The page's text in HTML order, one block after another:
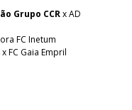
Grupo CCRx AD
FC Inetum
FC Gaia Empril